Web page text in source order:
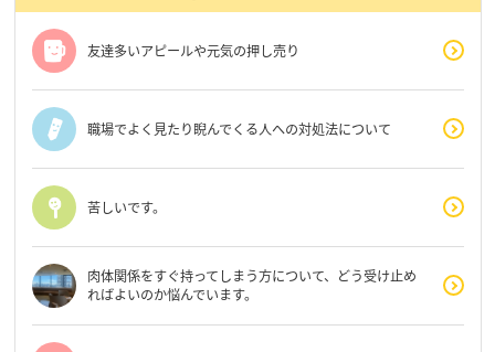
友達多いアピールや元気の押し売り
職場でよく見たり睨んでくる人への対処法について
苦しいです。
肉体関係をすぐ持ってしまう方について、どう受け止め
ればよいのか悩んでいます。